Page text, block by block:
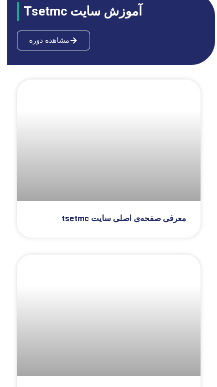
معرفی صفحه‌ی اصلی سایت tsetmc
آموزش سایت Tsetmc
مشاهده دوره